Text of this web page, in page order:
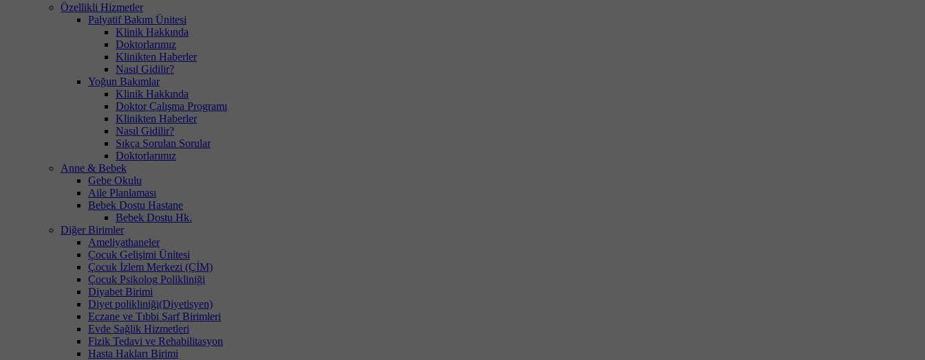
Özellikli Hizmetler
Palyatif Bakım Ünitesi
Klinik Hakkında
Doktorlarımız
Klinikten Haberler
Nasıl Gidilir?
Yoğun Bakımlar
Klinik Hakkında
Doktor Çalışma Programı
Klinikten Haberler
Nasıl Gidilir?
Sıkça Sorulan Sorular
Doktorlarımız
Anne & Bebek
Gebe Okulu
Aile Planlaması
Bebek Dostu Hastane
Bebek Dostu Hk.
Diğer Birimler
Ameliyathaneler
Çocuk Gelişimi Ünitesi
Çocuk İzlem Merkezi (ÇİM)
Çocuk Psikolog Polikliniği
Diyabet Birimi
Diyet polikliniği(Diyetisyen)
Eczane ve Tıbbi Sarf Birimleri
Evde Sağlik Hizmetleri
Fizik Tedavi ve Rehabilitasyon
Hasta Hakları Birimi